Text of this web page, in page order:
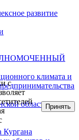
развитие
климата и
области
Кургана
с
Принять